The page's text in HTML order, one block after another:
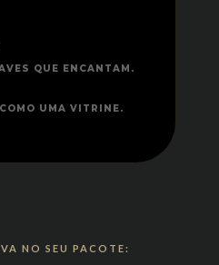
QUE ENCANTAM.
UMA VITRINE.
NO SEU PACOTE: